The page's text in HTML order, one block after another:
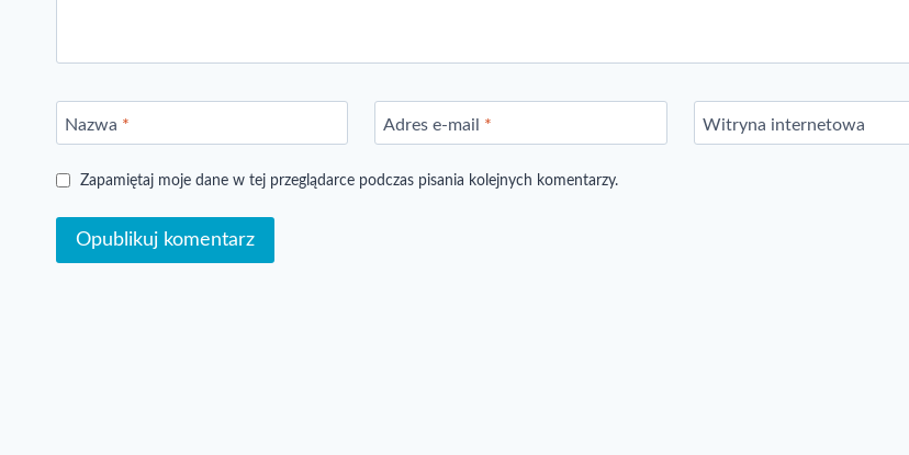
Nazwa * Adres e-mail * Witryna internetowa
Zapamiętaj moje dane w tej przeglądarce podczas pisania kolejnych komentarzy.